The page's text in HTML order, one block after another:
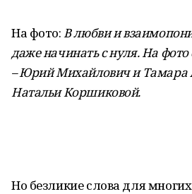
На фото:В любви и
даже начинать с нуля. На
– Юрий Михайлович и Тамара
Натальи Коршиковой.
Но безликие слова для